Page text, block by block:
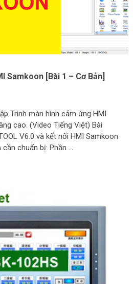
Samkoon [Bài 1 – Cơ Bản]
Trình màn hình cảm ứng HMI
cao. (Video Tiếng Việt) Bài
V6.0 và kết nối HMI Samkoon
chuẩn bị: Phần …